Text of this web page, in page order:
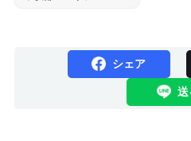
シェア
送